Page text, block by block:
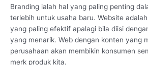
Branding ialah hal yang paling penting
terlebih untuk usaha baru. Website
yang paling efektif apalagi bila diisi
yang menarik. Web dengan konten yang
perusahaan akan membikin konsumen
merk produk kita.